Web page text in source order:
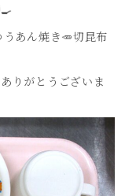
あん焼き🥕切昆布
りがとうございま